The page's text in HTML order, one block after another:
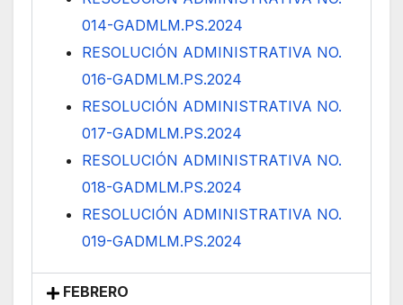
014-GADMLM.PS.2024
RESOLUCIÓN ADMINISTRATIVA NO.
016-GADMLM.PS.2024
RESOLUCIÓN ADMINISTRATIVA NO.
017-GADMLM.PS.2024
RESOLUCIÓN ADMINISTRATIVA NO.
018-GADMLM.PS.2024
RESOLUCIÓN ADMINISTRATIVA NO.
019-GADMLM.PS.2024
FEBRERO